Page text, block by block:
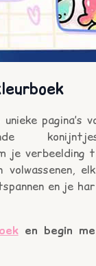
pagina’s
je verbeelding
en je
en begin